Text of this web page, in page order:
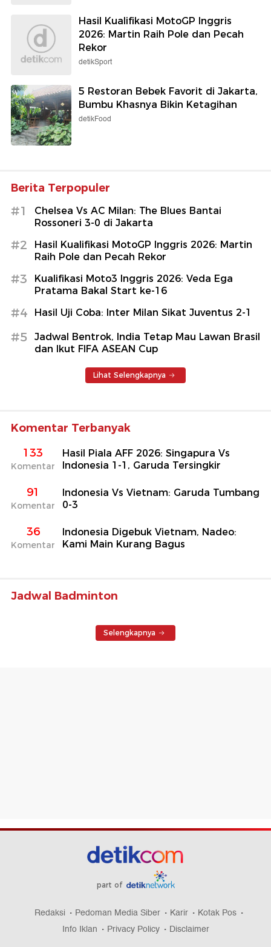
Hasil Kualifikasi MotoGP Inggris
2026: Martin Raih Pole dan Pecah
Rekor
detikSport
5 Restoran Bebek Favorit di Jakarta,
Bumbu Khasnya Bikin Ketagihan
detikFood
Berita Terpopuler
#1
Chelsea Vs AC Milan: The Blues Bantai
Rossoneri 3-0 di Jakarta
#2
Hasil Kualifikasi MotoGP Inggris 2026: Martin
Raih Pole dan Pecah Rekor
#3
Kualifikasi Moto3 Inggris 2026: Veda Ega
Pratama Bakal Start ke-16
#4 Hasil Uji Coba: Inter Milan Sikat Juventus 2-1
#5
Jadwal Bentrok, India Tetap Mau Lawan Brasil
dan Ikut FIFA ASEAN Cup
Lihat Selengkapnya
Komentar Terbanyak
133
Komentar
Hasil Piala AFF 2026: Singapura Vs
Indonesia 1-1, Garuda Tersingkir
91
Komentar
Indonesia Vs Vietnam: Garuda Tumbang
0-3
36
Komentar
Indonesia Digebuk Vietnam, Nadeo:
Kami Main Kurang Bagus
Jadwal Badminton
Selengkapnya
part of
Redaksi Pedoman Media Siber Karir
Kotak Pos
Info Iklan
Privacy Policy Disclaimer